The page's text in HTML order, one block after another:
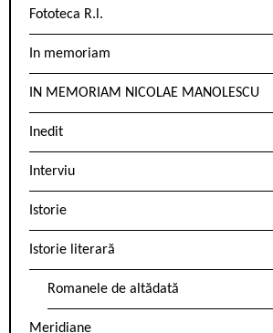
Fototeca R.l.
In memoriam
IN MEMORIAM NICOLAE MANOLESCU
Inedit
Interviu
Istorie
Istorie literară
Romanele de altădată
Meridiane